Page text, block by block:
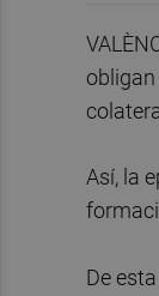
Así, la
De